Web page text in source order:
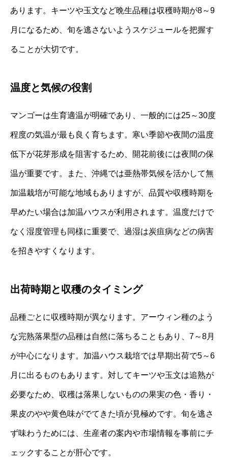
あります。キーツや玉文など晩生品種は収穫時期が8～9
月になるため、旬を逃さないようスケジュールを把握す
ることが大切です。
温度と気候の役割
マンゴーは生育適温が明確であり、一般的には25～30度
程度の気温が最も良く育ちます。寒い季節や夜間の温度
低下が花芽形成を阻害するため、開花前後には夜間の保
温が重要です。また、沖縄では亜熱帯気候を活かして無
加温栽培が可能な地域もありますが、品質や収穫時期を
早めたい場合は加温ハウスが利用されます。温度だけで
なく湿度管理も同様に重要で、過湿は炭疽病などの病害
を招きやすくなります。
出荷時期と収穫のタイミング
品種ごとに収穫時期が異なります。アーウィン種のよう
な完熟落果型の品種は自然に落ちることもあり、7～8月
が中心になります。加温ハウス栽培では早期出荷で5～6
月に出るものもあります。対してキーツや玉文は追熟が
必要なため、収穫は落果しないものの果実の色・香り・
果皮のやや黄色味がでてきた頃が見極めです。旬を逃さ
ず味わうためには、生産者の案内や市場情報を事前にチ
ェックすることが肝心です。